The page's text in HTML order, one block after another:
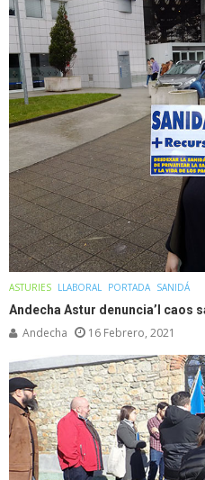
ASTURIES LLABORAL PORTADA SANIDÁ
Andecha Astur denuncia’l caos
Andecha 16 Febrero, 2021